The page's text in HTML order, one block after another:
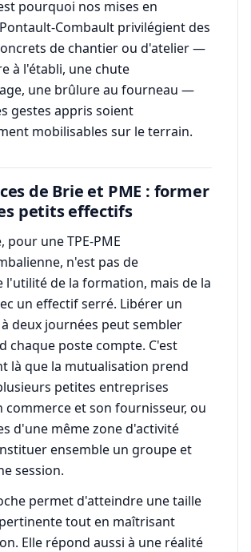
pourquoi nos mises en
Combault privilégient des
de chantier ou d'atelier —
à l'établi, une chute
une brûlure au fourneau —
gestes appris soient
mobilisables sur le terrain.
de Brie et PME : former
petits effectifs
pour une TPE-PME
n'est pas de
l'utilité de la formation, mais de la
un effectif serré. Libérer un
deux journées peut sembler
chaque poste compte. C'est
là que la mutualisation prend
petites entreprises
commerce et son fournisseur, ou
d'une même zone d'activité
ensemble un groupe et
session.
permet d'atteindre une taille
tout en maîtrisant
Elle répond aussi à une réalité